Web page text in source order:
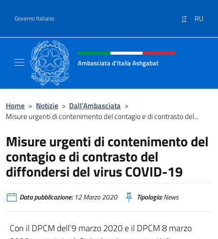
Governo Italiano IT RU
Intestazione sito, social e menù
Ambasciata d'Italia Ashgabat
Home > Notizie > Dall’Ambasciata >
Misure urgenti di contenimento del contagio e di contrasto del...
Misure urgenti di contenimento del
contagio e di contrasto del
diffondersi del virus COVID-19
Data pubblicazione:12 Marzo 2020 Tipologia:News
Con il DPCM dell’9 marzo 2020 e il DPCM 8 marzo